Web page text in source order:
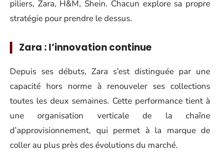
piliers, Zara, H&M, Shein. Chacun explore sa propre
stratégie pour prendre le dessus.
Zara : l’innovation continue
Depuis ses débuts, Zara s’est distinguée par une
capacité hors norme à renouveler ses collections
toutes les deux semaines. Cette performance tient à
une organisation verticale de la chaîne
d’approvisionnement, qui permet à la marque de
coller au plus près des évolutions du marché.